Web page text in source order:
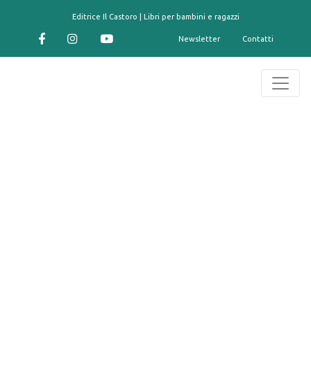
Editrice Il Castoro | Libri per bambini e ragazzi
Newsletter Contatti